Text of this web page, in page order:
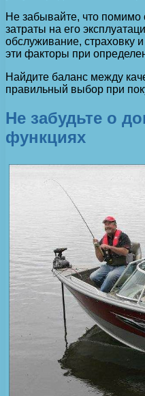
Не забывайте, что помимо
затраты на его
обслуживание, страховку
эти факторы при
Найдите баланс между
правильный выбор при
Не забудьте о
функциях